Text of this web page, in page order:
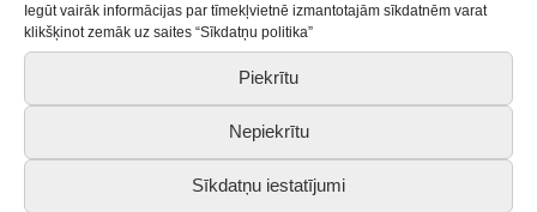
Iegūt vairāk informācijas par tīmekļvietnē izmantotajām sīkdatnēm varat
klikšķinot zemāk uz saites “Sīkdatņu politika”
Piekrītu
Nepiekrītu
Sīkdatņu iestatījumi
No 2018.gada 22. decembra līdz
2019. gada 6.janvārim
Saldus BJC pulciņu dalībniekiem
brīvdienas.
Tiekamies 2019. gada 7.janvārī!